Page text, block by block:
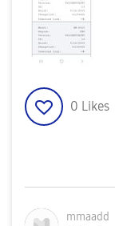
0 Likes
mmaadd